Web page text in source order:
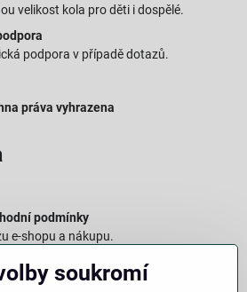
velikost kola pro děti i dospělé.
podpora v případě dotazů.
práva vyhrazena
podmínky
e-shopu a nákupu.
údajů
vaše osobní údaje.
soukromí